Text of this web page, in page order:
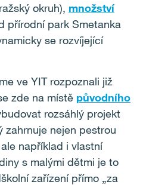
okruh), množství
přírodní park Smetanka
se rozvíjející
ve YIT rozpoznali již
zde na místě původního
rozsáhlý projekt
zahrnuje nejen pestrou
například i vlastní
s malými dětmi je to
zařízení přímo „za